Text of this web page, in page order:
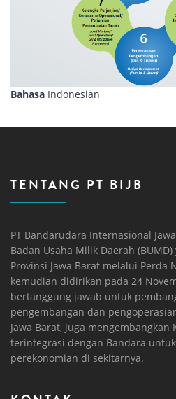
Bahasa Indonesian
TENTANG PT BIJB
PT Bandarudara Internasional
Badan Usaha Milik Daerah
Provinsi Jawa Barat melalui Perda
kemudian didirikan pada 24
bertanggung jawab untuk
pengembangan dan
Jawa Barat, juga mengembangkan
terintegrasi dengan Bandara
perekonomian di sekitarnya.